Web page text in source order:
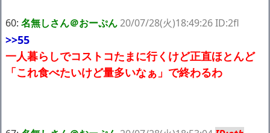
60: 名無しさん＠おーぷん20/07/28(火)18:49:26 ID:2fl
>>55
一人暮らしでコストコたまに行くけど正直ほとんど
「これ食べたいけど量多いなぁ」で終わるわ